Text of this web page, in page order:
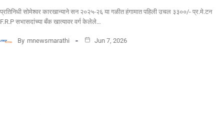
प्रतिनिधी सोमेश्वर कारखान्याने सन २०२५-२६ या गळीत हंगामात पहिली उचल ३३००/- प्र.मे.टन
F.R.P सभासदांच्या बँक खात्यावर वर्ग केलेले…
By mnewsmarathi Jun 7, 2026